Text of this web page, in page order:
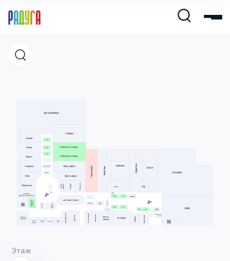
Развлечения и кино
Услуги и сервис
Свободная площадь
Этаж